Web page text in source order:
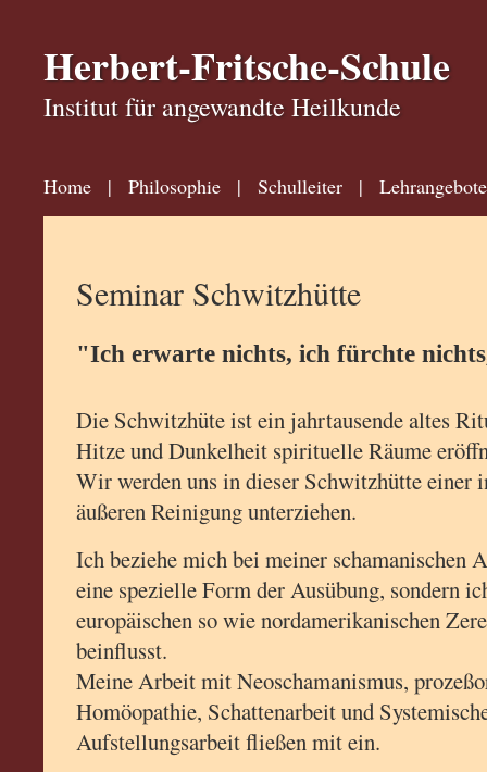
Herbert-Fritsche-Schule
Institut für angewandte Heilkunde
Home| Philosophie| Schulleiter| Lehrangebote
Seminar Schwitzhütte
"Ich erwarte nichts, ich fürchte
Die Schwitzhüte ist ein jahrtausende altes
Hitze und Dunkelheit spirituelle Räume
Wir werden uns in dieser Schwitzhütte einer
äußeren Reinigung unterziehen.
Ich beziehe mich bei meiner schamanischen
eine spezielle Form der Ausübung, sondern
europäischen so wie nordamerikanischen
beinflusst.
Meine Arbeit mit Neoschamanismus,
Homöopathie, Schattenarbeit und
Aufstellungsarbeit fließen mit ein.